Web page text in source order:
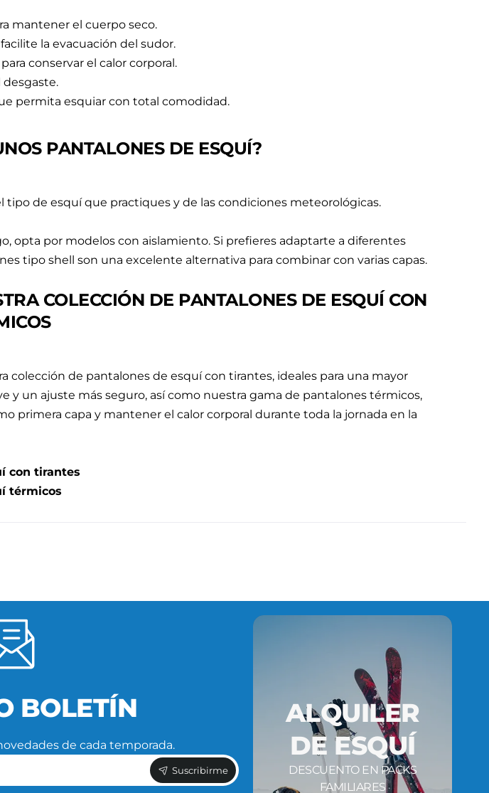
mantener el cuerpo seco.
la evacuación del sudor.
conservar el calor corporal.
desgaste.
permita esquiar con total comodidad.
PANTALONES DE ESQUÍ?
tipo de esquí que practiques y de las condiciones meteorológicas.
opta por modelos con aislamiento. Si prefieres adaptarte a diferentes
tipo shell son una excelente alternativa para combinar con varias capas.
COLECCIÓN DE PANTALONES DE ESQUÍ CON
colección de pantalones de esquí con tirantes, ideales para una mayor
y un ajuste más seguro, así como nuestra gama de pantalones térmicos,
primera capa y mantener el calor corporal durante toda la jornada en la
con tirantes
térmicos
BOLETÍN
de cada temporada.
Suscribirme
ALQUILER
DE ESQUÍ
DESCUENTO EN PACKS
FAMILIARES